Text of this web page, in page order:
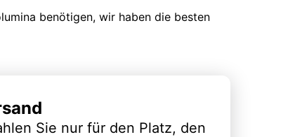
benötigen, wir haben die besten
Sie nur für den Platz, den